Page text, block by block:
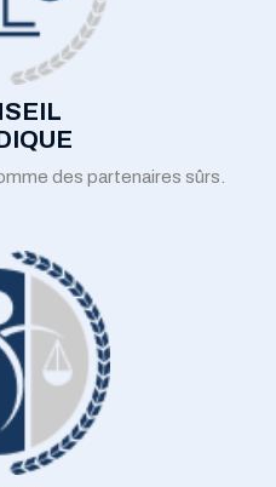
des partenaires sûrs.